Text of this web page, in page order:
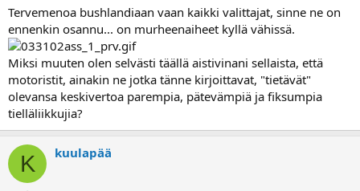
Tervemenoa bushlandiaan vaan kaikki valittajat, sinne ne on
ennenkin osannu... on murheenaiheet kyllä vähissä.
Miksi muuten olen selvästi täällä aistivinani sellaista, että
motoristit, ainakin ne jotka tänne kirjoittavat, "tietävät"
olevansa keskivertoa parempia, pätevämpiä ja fiksumpia
tielläliikkujia?
K kuulapää